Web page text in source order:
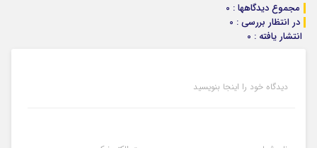
مجموع دیدگاهها : 0
در انتظار بررسی : 0
انتشار یافته : 0
دیدگاه خود را اینجا بنویسید